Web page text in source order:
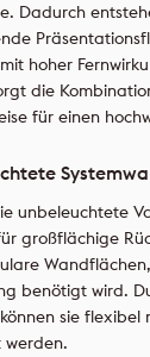
Dadurch
hoher
die
für einen
unbeleuchtete
großflächige
benötigt wird.
sie flexibel
werden.